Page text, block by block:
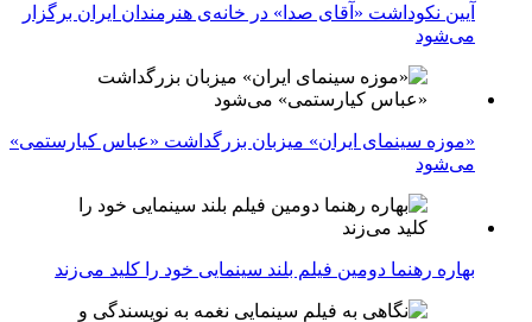
آیین نکوداشت «آقای صدا» در خانه‌ی هنرمندان ایران برگزار
می‌شود
«موزه سینمای ایران» میزبان بزرگداشت «عباس کیارستمی»
می‌شود
بهاره رهنما دومین فیلم بلند سینمایی خود را کلید می‌زند